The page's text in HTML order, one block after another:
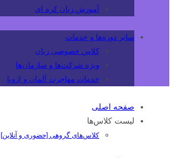
آموزش زبان کره ای
سایر دوره‌ها و خدمات
کلاس خصوصی زبان
ویژه شرکت‌ها و سازمان‌ها
خدمات مهاجرت آلمان و اروپا
صفحه اصلی
لیست کلاس‌ها
کلاس‌های گروهی [حضوری و آنلاین]